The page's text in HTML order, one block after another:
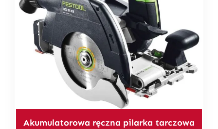
Akumulatorowa ręczna pilarka tarczowa